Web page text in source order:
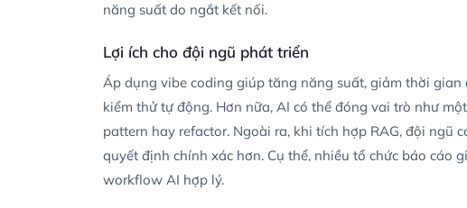
năng suất do ngắt kết nối.
Lợi ích cho đội ngũ phát triển
Áp dụng vibe coding giúp tăng năng suất, giảm thời
kiểm thử tự động. Hơn nữa, AI có thể đóng vai trò như
pattern hay refactor. Ngoài ra, khi tích hợp RAG, đội
quyết định chính xác hơn. Cụ thể, nhiều tổ chức báo
workflow AI hợp lý.